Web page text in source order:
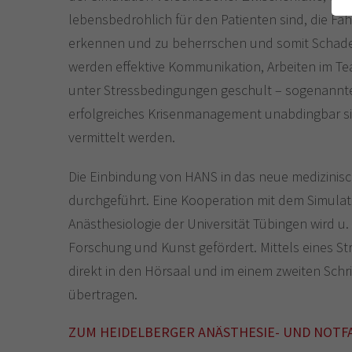
lebensbedrohlich für den Patienten sind, die
erkennen und zu beherrschen und somit
werden effektive Kommunikation, Arbeiten im
unter Stressbedingungen geschult –
erfolgreiches Krisenmanagement unabdingbar
vermittelt werden.
Die Einbindung von HANS in das neue
durchgeführt. Eine Kooperation mit dem
Anästhesiologie der Universität Tübingen wird
Forschung und Kunst gefördert. Mittels eines
direkt in den Hörsaal und im einem zweiten
übertragen.
ZUM HEIDELBERGER ANÄSTHESIE- UND